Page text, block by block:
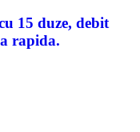
15 duze, debit
rapida.